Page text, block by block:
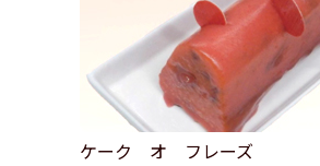
ケーク オ フレーズ